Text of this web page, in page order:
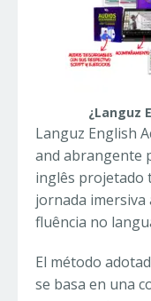
¿Languz
Languz English
and abrangente
inglês projetado
jornada
fluência no
El método
se basa en una